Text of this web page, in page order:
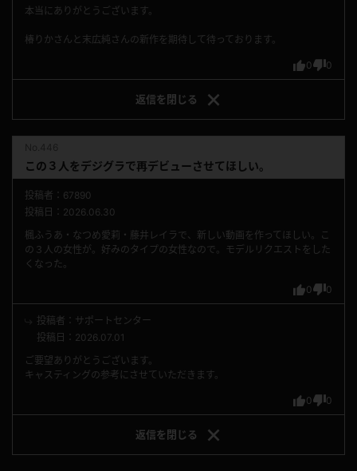
0 0
本当にありがとうございます。
椿りかさんと末広純さんの新作を期待して待っております。
返信を 閉じる
この３人をデジグラで再デビューさせてほしい。
投稿者：67890
投稿日：2026.06.30
0 0
楓ふうあ・なつめ愛莉・藤井レイラで、新しい動画を作ってほしい。こ
の３人の女性が。好みのタイプの女性なので。モデルリクエストをした
くなった。
投稿者：サポートセンター
投稿日：2026.07.01
0 0
ご要望ありがとうございます。
キャスティングの参考にさせていただきます。
返信を 閉じる